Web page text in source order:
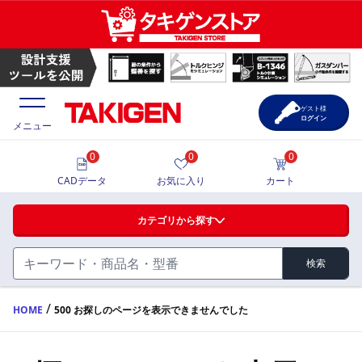
ハンドル・取手・つまみ・周辺機器
FA・A
蝶番・ステー・周辺機器
価格一覧
製品カタログ
メニュー
カテゴリから探す
検索
0
CADデータ
0
お気に入り
0
カート
ゲスト様
ログイン
HOME / 500 お探しのページを表示できませんでした